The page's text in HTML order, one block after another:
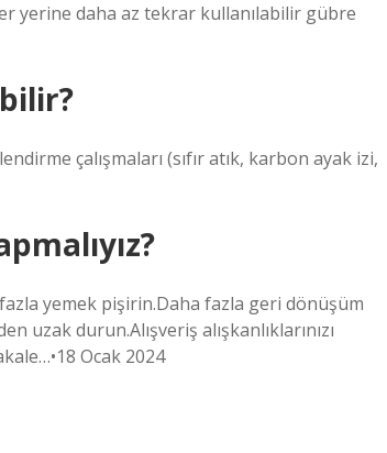
yerine daha az tekrar kullanılabilir gübre
çalışmaları (sıfır atık, karbon ayak izi,
yemek pişirin.Daha fazla geri dönüşüm
uzak durun.Alışveriş alışkanlıklarınızı
Ocak 2024